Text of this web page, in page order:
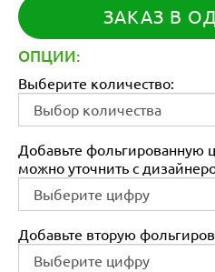
ЗАКАЗ В
ОПЦИИ:
Выберите количество:
Добавьте фольгированную
можно уточнить с
Добавьте вторую